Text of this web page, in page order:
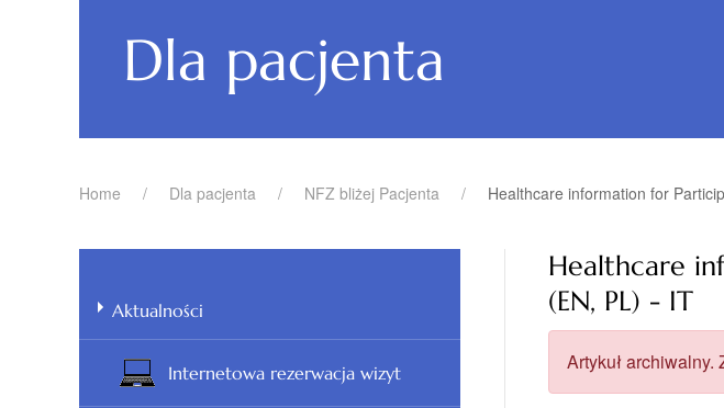
Dla pacjenta
Home Dla pacjenta NFZ bliżej Pacjenta Healthcare information for
Healthcare
(EN, PL) - IT
Artykuł
Aktualności
Internetowa rezerwacja wizyt